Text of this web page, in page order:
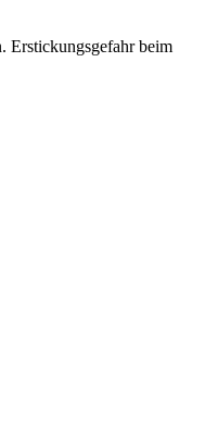
Erstickungsgefahr beim